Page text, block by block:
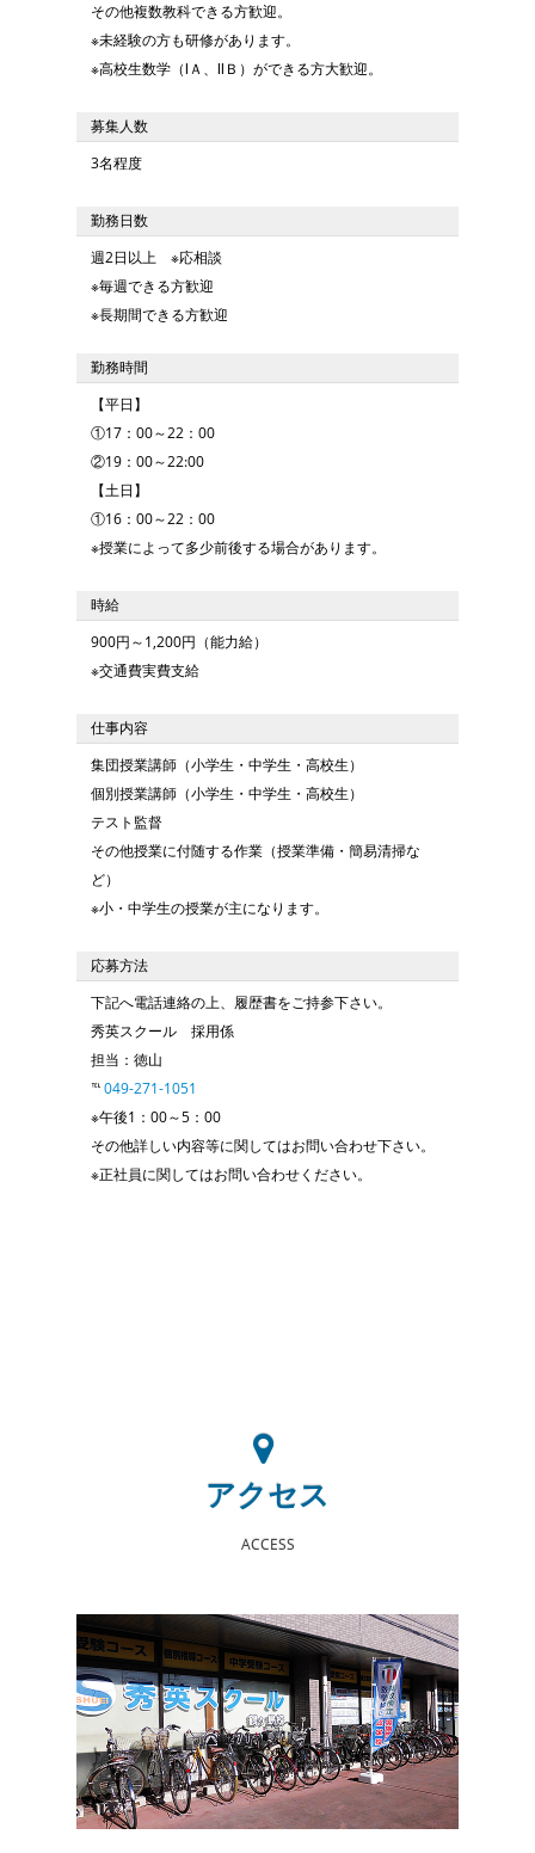
その他複数教科できる方歓迎。
※未経験の方も研修があります。
※高校生数学（ⅠＡ、ⅡＢ）ができる方大歓迎。
募集人数
3名程度
勤務日数
週2日以上 ※応相談
※毎週できる方歓迎
※長期間できる方歓迎
勤務時間
【平日】
①17：00～22：00
②19：00～22:00
【土日】
①16：00～22：00
※授業によって多少前後する場合があります。
時給
900円～1,200円（能力給）
※交通費実費支給
仕事内容
集団授業講師（小学生・中学生・高校生）
個別授業講師（小学生・中学生・高校生）
テスト監督
その他授業に付随する作業（授業準備・簡易清掃な
ど）
※小・中学生の授業が主になります。
応募方法
下記へ電話連絡の上、履歴書をご持参下さい。
秀英スクール 採用係
担当：徳山
℡049-271-1051
※午後1：00～5：00
その他詳しい内容等に関してはお問い合わせ下さい。
※正社員に関してはお問い合わせください。
アクセス
ACCESS